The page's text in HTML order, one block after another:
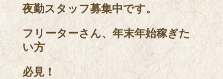
夜勤スタッフ募集中です。
フリーターさん、年末年始稼ぎた
い方
必見！